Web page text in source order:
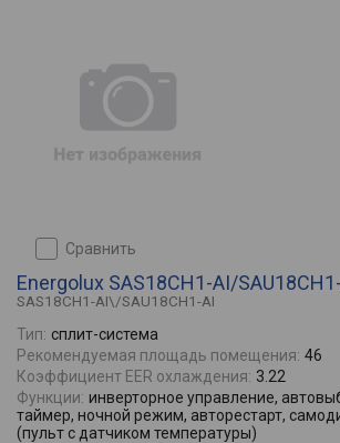
сравнить
Energolux SAS18CH1-AI/
SAS18CH1-AI\/SAU18CH1-AI
Тип: сплит-система
Рекомендуемая площадь помещения: 46
Коэффициент EER охлаждения: 3.22
Функции: инверторное управление,
таймер, ночной режим, авторестарт,
(пульт с датчиком температуры)